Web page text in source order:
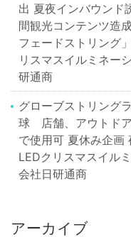
出 夏夜インバウンド
間観光コンテンツ造
フェードストリング
リスマスイルミネー
研通商
グローブストリング
球 店舗、アウトド
で使用可 夏休み企画
LEDクリスマスイル
会社日研通商
アーカイブ